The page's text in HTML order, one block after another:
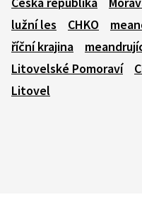
lužní les
CHKO
říční krajina
Litovelské Pomoraví
Litovel